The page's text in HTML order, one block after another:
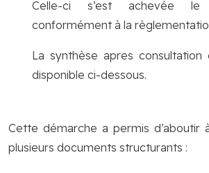
Celle-ci s’est achevée
conformément à la
La synthèse apres
disponible ci-dessous.
Cette démarche a permis d’aboutir
plusieurs documents structurants :